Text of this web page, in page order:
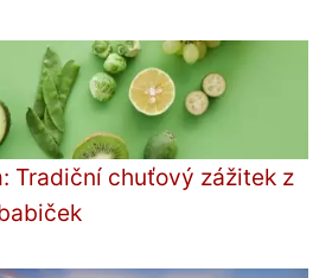
Tradiční chuťový zážitek z